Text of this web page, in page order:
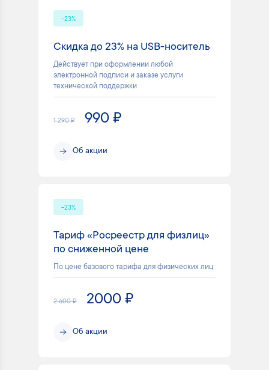
-23%
Скидка до 23% на USB-носитель
Действует при оформлении любой
электронной подписи и заказе услуги
технической поддержки
1 290 ₽ 990 ₽
Об акции
-23%
Тариф «Росреестр для физлиц»
по сниженной цене
По цене базового тарифа для физических лиц
2 600 ₽ 2000 ₽
Об акции